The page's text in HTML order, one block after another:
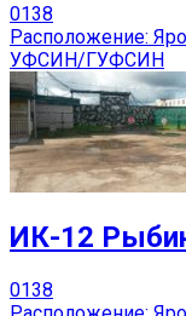
0138
Расположение:
УФСИН/ГУФСИН
ИК-12
0138